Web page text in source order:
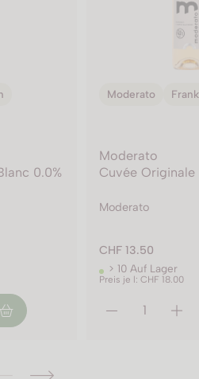
0.0%
Moderato
Moderato
Cuvée
Rouge 0%
Moderato
CHF 17.50
> 10 Auf Lager
Preis je l: CHF 23.35